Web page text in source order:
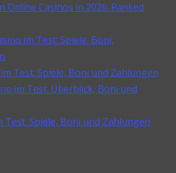
Online Casinos in 2026: Ranked
im Test: Spiele, Boni,
Test: Spiele, Boni und Zahlungen
im Test: Überblick, Boni und
Test: Spiele, Boni und Zahlungen